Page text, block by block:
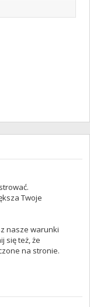
Twoje
nasze warunki
się też, że
na stronie.